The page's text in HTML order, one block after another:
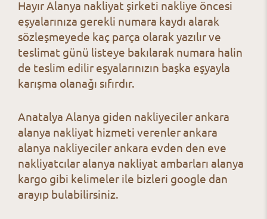
Hayır Alanya nakliyat şirketi nakliye öncesi
eşyalarınıza gerekli numara kaydı alarak
sözleşmeyede kaç parça olarak yazılır ve
teslimat günü listeye bakılarak numara halin
de teslim edilir eşyalarınızın başka eşyayla
karışma olanağı sıfırdır.
Anatalya Alanya giden nakliyeciler ankara
alanya nakliyat hizmeti verenler ankara
alanya nakliyeciler ankara evden den eve
nakliyatcılar alanya nakliyat ambarları alanya
kargo gibi kelimeler ile bizleri google dan
arayıp bulabilirsiniz.